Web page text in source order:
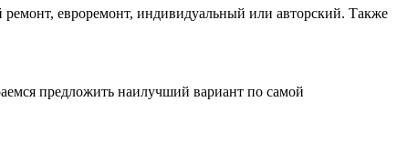
евроремонт, индивидуальный или авторский. Также
предложить наилучший вариант по самой